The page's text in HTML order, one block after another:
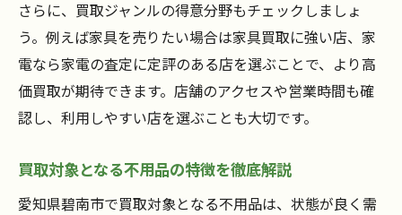
さらに、買取ジャンルの得意分野もチェックしましょ
う。例えば家具を売りたい場合は家具買取に強い店、家
電なら家電の査定に定評のある店を選ぶことで、より高
価買取が期待できます。店舗のアクセスや営業時間も確
認し、利用しやすい店を選ぶことも大切です。
買取対象となる不用品の特徴を徹底解説
愛知県碧南市で買取対象となる不用品は、状態が良く需